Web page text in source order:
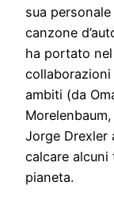
sua
canzone
ha portato
ambiti (da
Jorge Drexler
calcare
pianeta.